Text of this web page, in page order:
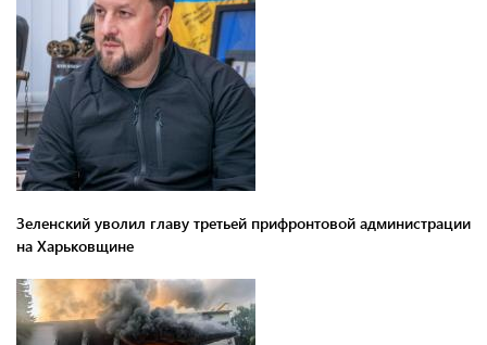
Зеленский уволил главу третьей прифронтовой администрации
на Харьковщине